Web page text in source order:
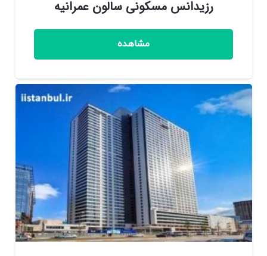
رزیدانس مسکونی سالون عمرانیه
مشاهده